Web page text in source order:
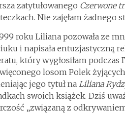
zatytułowanego Czerwone
Nie zajęłam żadnego
roku Liliana pozowała ze
i napisała entuzjastyczną
który wygłosiłam
losom Polek
jego tytuł na Liliana
swoich książek. Dziś
„związaną z